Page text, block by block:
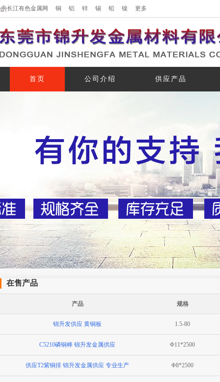
长江有色金属网 铜 铝 锌 锡 铅 镍 更多
首页 公司介绍 供应产品
在售产品
产品 规格
锦升发供应 黄铜板 1.5-80
C5210磷铜棒 锦升发金属供应 Φ11*2500
供应T2紫铜排 锦升发金属供应 专业生产 Φ8*2500